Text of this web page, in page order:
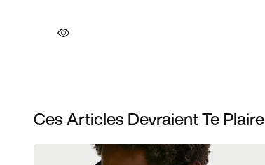
Ces Articles Devraient Te Plaire